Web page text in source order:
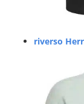
riverso